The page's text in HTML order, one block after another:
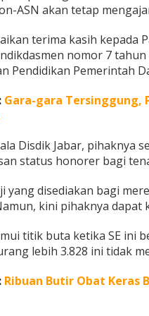
H
n
o
r
e
ASN akan tetap
terima kasih kepada
nomor 7
Pendidikan Pemerintah
Gara-gara Tersinggung,
Disdik Jabar, pihaknya
status honorer bagi
yang disediakan bagi
kini pihaknya dapat
titik buta ketika SE ini
lebih 3.828 ini tidak
Ribuan Butir Obat Keras